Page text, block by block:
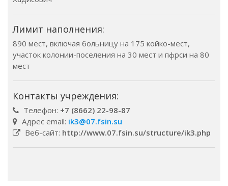
Лимит наполнения:
890 мест, включая больницу на 175 койко-мест,
участок колонии-поселения на 30 мест и пфрси на 80
мест
Контакты учреждения:
Телефон: +7 (8662) 22-98-87
Адрес email: ik3@07.fsin.su
Веб-сайт: http://www.07.fsin.su/structure/ik3.php